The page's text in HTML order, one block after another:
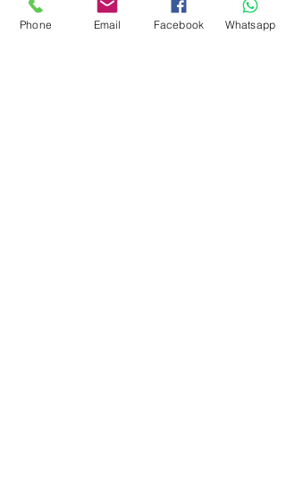
TIEMPO DE ENTREGA:
Phone Email Facebook Whatsapp